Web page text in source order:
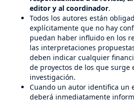
editor y al coordinador.
Todos los autores están
explícitamente que no hay
puedan haber influido en los
las interpretaciones
deben indicar cualquier
de proyectos de los que surge
investigación.
Cuando un autor identifica un
deberá inmediatamente